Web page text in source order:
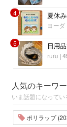
4 夏休
ヨーダ
5 日用
ruru |
人気のキーワ
いま話題になってい
ポリラップ